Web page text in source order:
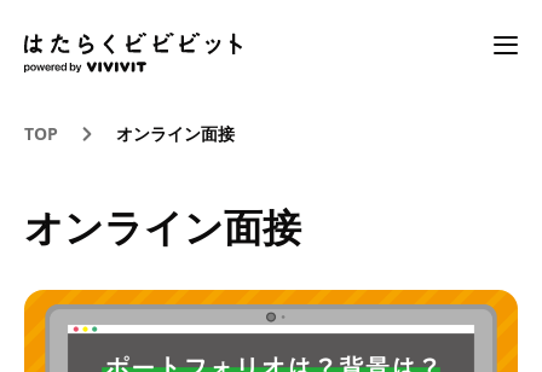
TOP オンライン面接
オンライン面接